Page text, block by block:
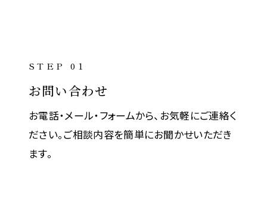
STEP 01
お問い合わせ
お電話・メール・フォームから、お気軽にご連絡く
ださい。ご相談内容を簡単にお聞かせいただき
ます。